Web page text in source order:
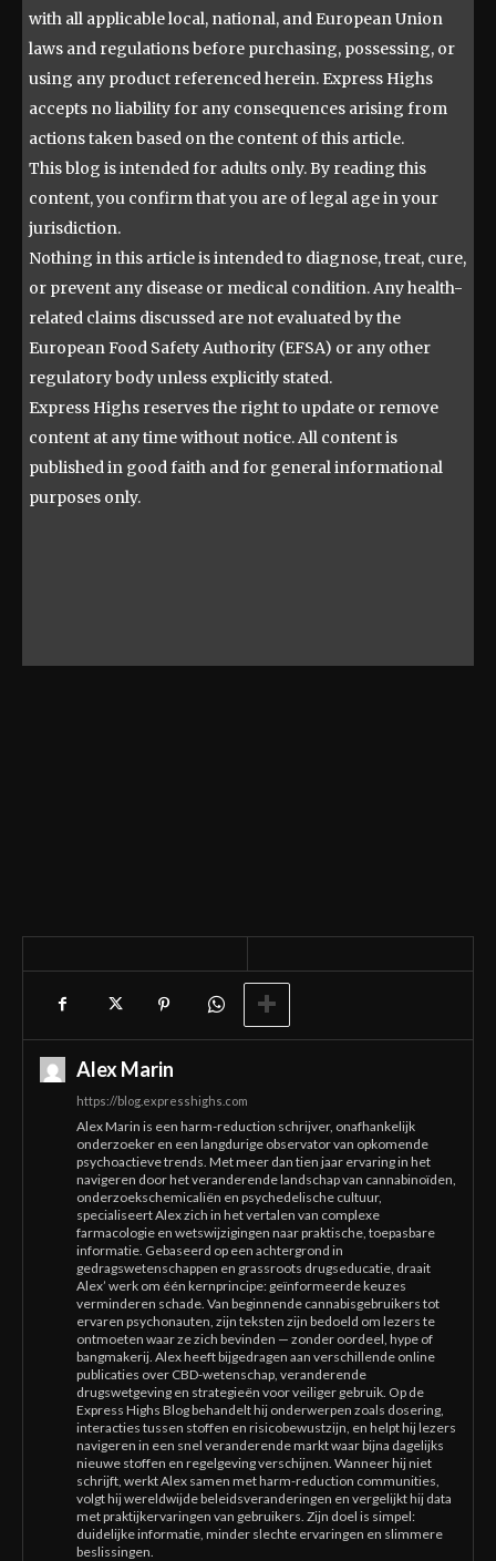
with all applicable local, national, and European Union
laws and regulations before purchasing, possessing, or
using any product referenced herein. Express Highs
accepts no liability for any consequences arising from
actions taken based on the content of this article.
This blog is intended for adults only. By reading this
content, you confirm that you are of legal age in your
jurisdiction.
Nothing in this article is intended to diagnose, treat, cure,
or prevent any disease or medical condition. Any health-
related claims discussed are not evaluated by the
European Food Safety Authority (EFSA) or any other
regulatory body unless explicitly stated.
Express Highs reserves the right to update or remove
content at any time without notice. All content is
published in good faith and for general informational
purposes only.
Alex Marin
https://blog.expresshighs.com
Alex Marin is een harm-reduction schrijver, onafhankelijk
onderzoeker en een langdurige observator van opkomende
psychoactieve trends. Met meer dan tien jaar ervaring in het
navigeren door het veranderende landschap van cannabinoïden,
onderzoekschemicaliën en psychedelische cultuur,
specialiseert Alex zich in het vertalen van complexe
farmacologie en wetswijzigingen naar praktische, toepasbare
informatie. Gebaseerd op een achtergrond in
gedragswetenschappen en grassroots drugseducatie, draait
Alex’ werk om één kernprincipe: geïnformeerde keuzes
verminderen schade. Van beginnende cannabisgebruikers tot
ervaren psychonauten, zijn teksten zijn bedoeld om lezers te
ontmoeten waar ze zich bevinden — zonder oordeel, hype of
bangmakerij. Alex heeft bijgedragen aan verschillende online
publicaties over CBD-wetenschap, veranderende
drugswetgeving en strategieën voor veiliger gebruik. Op de
Express Highs Blog behandelt hij onderwerpen zoals dosering,
interacties tussen stoffen en risicobewustzijn, en helpt hij lezers
navigeren in een snel veranderende markt waar bijna dagelijks
nieuwe stoffen en regelgeving verschijnen. Wanneer hij niet
schrijft, werkt Alex samen met harm-reduction communities,
volgt hij wereldwijde beleidsveranderingen en vergelijkt hij data
met praktijkervaringen van gebruikers. Zijn doel is simpel:
duidelijke informatie, minder slechte ervaringen en slimmere
beslissingen.